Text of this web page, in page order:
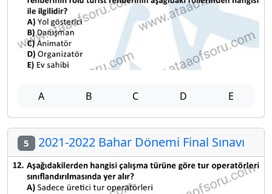
A B C D E
5 2021-2022 Bahar Dönemi Final Sınavı